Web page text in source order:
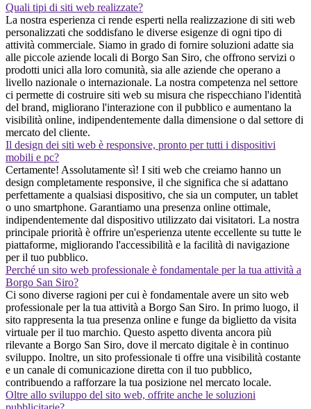
Quali tipi di siti web realizzate?
La nostra esperienza ci rende esperti nella realizzazione di siti web
personalizzati che soddisfano le diverse esigenze di ogni tipo di
attività commerciale. Siamo in grado di fornire soluzioni adatte sia
alle piccole aziende locali di Borgo San Siro, che offrono servizi o
prodotti unici alla loro comunità, sia alle aziende che operano a
livello nazionale o internazionale. La nostra competenza nel settore
ci permette di costruire siti web su misura che rispecchiano l'identità
del brand, migliorano l'interazione con il pubblico e aumentano la
visibilità online, indipendentemente dalla dimensione o dal settore di
mercato del cliente.
Il design dei siti web è responsive, pronto per tutti i dispositivi
mobili e pc?
Certamente! Assolutamente sì! I siti web che creiamo hanno un
design completamente responsive, il che significa che si adattano
perfettamente a qualsiasi dispositivo, che sia un computer, un tablet
o uno smartphone. Garantiamo una presenza online ottimale,
indipendentemente dal dispositivo utilizzato dai visitatori. La nostra
principale priorità è offrire un'esperienza utente eccellente su tutte le
piattaforme, migliorando l'accessibilità e la facilità di navigazione
per il tuo pubblico.
Perché un sito web professionale è fondamentale per la tua attività a
Borgo San Siro?
Ci sono diverse ragioni per cui è fondamentale avere un sito web
professionale per la tua attività a Borgo San Siro. In primo luogo, il
sito rappresenta la tua presenza online e funge da biglietto da visita
virtuale per il tuo marchio. Questo aspetto diventa ancora più
rilevante a Borgo San Siro, dove il mercato digitale è in continuo
sviluppo. Inoltre, un sito professionale ti offre una visibilità costante
e un canale di comunicazione diretta con il tuo pubblico,
contribuendo a rafforzare la tua posizione nel mercato locale.
Oltre allo sviluppo del sito web, offrite anche le soluzioni